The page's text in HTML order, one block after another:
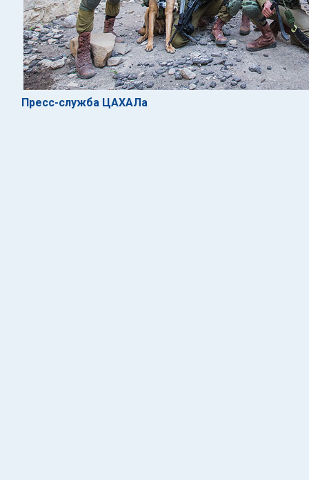
Пресс-служба ЦАХАЛа